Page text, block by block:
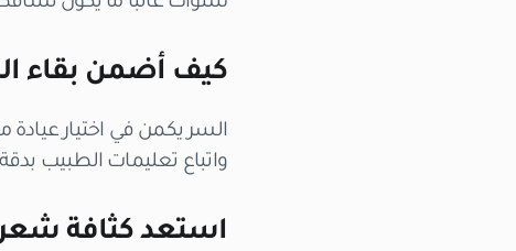
كيف أضمن بقاء
السر يكمن في اختيار عيادة
واتباع تعليمات الطبيب
استعد كثافة